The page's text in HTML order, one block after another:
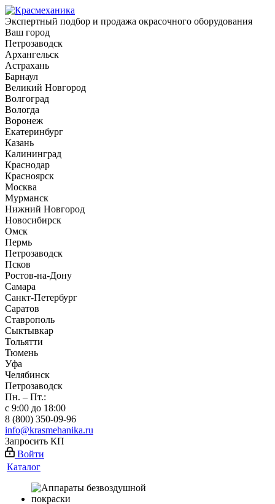
Экспертный подбор и продажа окрасочного оборудования
Ваш город
Петрозаводск
Архангельск
Астрахань
Барнаул
Великий Новгород
Волгоград
Вологда
Воронеж
Екатеринбург
Казань
Калининград
Краснодар
Красноярск
Москва
Мурманск
Нижний Новгород
Новосибирск
Омск
Пермь
Петрозаводск
Псков
Ростов-на-Дону
Самара
Санкт-Петербург
Саратов
Ставрополь
Сыктывкар
Тольятти
Тюмень
Уфа
Челябинск
Петрозаводск
Пн. – Пт.:
с 9:00 до 18:00
8 (800) 350-09-96
info@krasmehanika.ru
Запросить КП
Войти
Каталог